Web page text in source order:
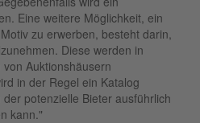
Eine weitere Möglichkeit, ein
zu erwerben, besteht darin,
Diese werden in
Auktionshäusern
in der Regel ein Katalog
potenzielle Bieter ausführlich
kann."